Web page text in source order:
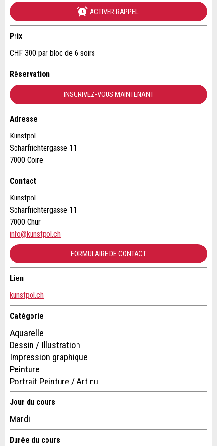
Nachricht
* Saisie nécessaire
Pour des raisons d'assurance qualité une copie de l'e-
ECRIRE UN MESSAGE
Fermer
* Saisie nécessaire
RECOMMANDER L'ANNONCE
Entreprise / organisation:
Complément d'adresse:
NPA / Lieu *:
E-mail *:
Téléphone *:
Message:
* Champ obligatoire
Information: Pour l'assurance qualité, une copie de l' e-
mail est envoyée à guidle
ACTIVER RAPPEL
Prix
CHF 300 par bloc de 6 soirs
Réservation
INSCRIVEZ-VOUS MAINTENANT
Adresse
Kunstpol
Scharfrichtergasse 11
7000 Coire
Contact
Kunstpol
Scharfrichtergasse 11
7000 Chur
info@kunstpol.ch
FORMULAIRE DE CONTACT
Contact
Composez un message à la personne de contact pour cette
Adresse
Lien
kunstpol.ch
Catégorie
Aquarelle
Dessin / Illustration
Impression graphique
Peinture
Portrait Peinture / Art nu
Jour du cours
Mardi
Durée du cours